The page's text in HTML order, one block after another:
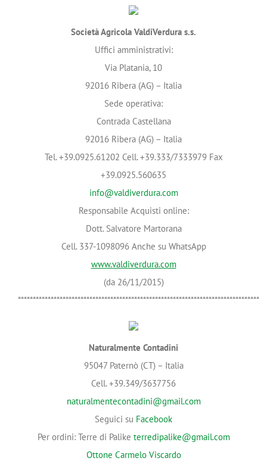
Società Agricola ValdiVerdura s.s.
Uffici amministrativi:
Via Platania, 10
92016 Ribera (AG) – Italia
Sede operativa:
Contrada Castellana
92016 Ribera (AG) – Italia
Tel. +39.0925.61202 Cell. +39.333/7333979 Fax
+39.0925.560635
info@valdiverdura.com
Responsabile Acquisti online:
Dott. Salvatore Martorana
Cell. 337-1098096 Anche su WhatsApp
www.valdiverdura.com
(da 26/11/2015)
*********************************************************************************
Naturalmente Contadini
95047 Paternò (CT) – Italia
Cell. +39.349/3637756
naturalmentecontadini@gmail.com
Seguici su Facebook
Per ordini: Terre di Palike terredipalike@gmail.com
Ottone Carmelo Viscardo